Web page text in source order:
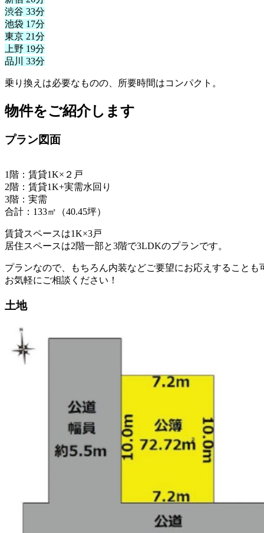
渋谷 33分
池袋 17分
東京 21分
上野 19分
品川 33分
乗り換えは必要なものの、所要時間はコンパクト。
物件をご紹介します
プラン図面
1階：賃貸1K×２戸
2階：賃貸1K+実需水回り
3階：実需
合計：133㎡（40.45坪）
賃貸スペースは1K×3戸
居住スペースは2階一部と3階で3LDKのプランです。
プランなので、もちろん内装などご要望にお応えすることも
お気軽にご相談ください！
土地